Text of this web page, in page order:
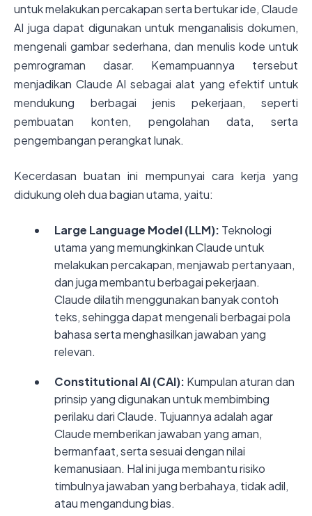
untuk melakukan percakapan serta bertukar ide, Claude
AI juga dapat digunakan untuk menganalisis dokumen,
mengenali gambar sederhana, dan menulis kode untuk
pemrograman dasar. Kemampuannya tersebut
menjadikan Claude AI sebagai alat yang efektif untuk
mendukung berbagai jenis pekerjaan, seperti
pembuatan konten, pengolahan data, serta
pengembangan perangkat lunak.
Kecerdasan buatan ini mempunyai cara kerja yang
didukung oleh dua bagian utama, yaitu:
Large Language Model (LLM): Teknologi
utama yang memungkinkan Claude untuk
melakukan percakapan, menjawab pertanyaan,
dan juga membantu berbagai pekerjaan.
Claude dilatih menggunakan banyak contoh
teks, sehingga dapat mengenali berbagai pola
bahasa serta menghasilkan jawaban yang
relevan.
Constitutional AI (CAI): Kumpulan aturan dan
prinsip yang digunakan untuk membimbing
perilaku dari Claude. Tujuannya adalah agar
Claude memberikan jawaban yang aman,
bermanfaat, serta sesuai dengan nilai
kemanusiaan. Hal ini juga membantu risiko
timbulnya jawaban yang berbahaya, tidak adil,
atau mengandung bias.